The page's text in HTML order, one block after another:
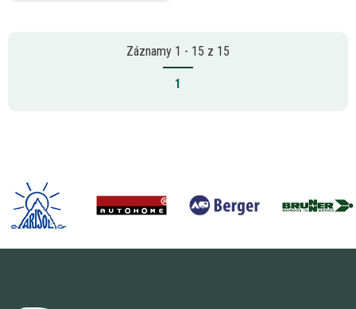
Záznamy 1 - 15 z 15
1